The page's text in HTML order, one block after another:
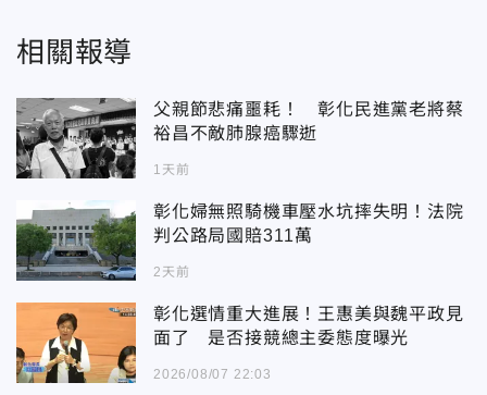
相關報導
父親節悲痛噩耗！ 彰化民進黨老將蔡
裕昌不敵肺腺癌驟逝
1天前
彰化婦無照騎機車壓水坑摔失明！法院
判公路局國賠311萬
2天前
彰化選情重大進展！王惠美與魏平政見
面了 是否接競總主委態度曝光
2026/08/07 22:03